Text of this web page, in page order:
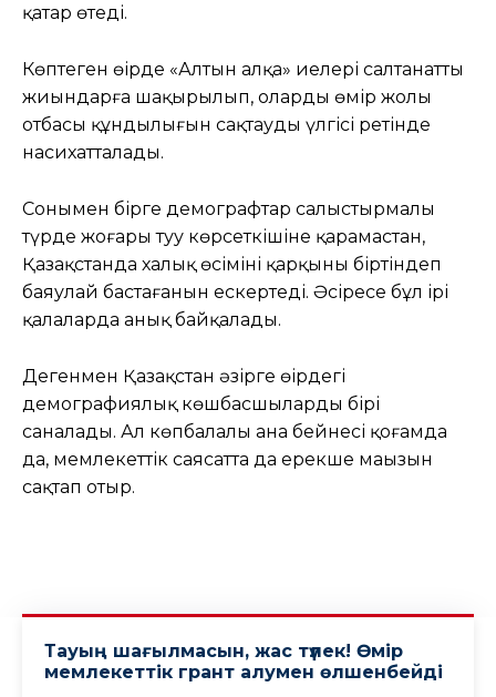
қатар өтеді.
Көптеген өңірде «Алтын алқа» иелері салтанатты
жиындарға шақырылып, олардың өмір жолы
отбасы құндылығын сақтаудың үлгісі ретінде
насихатталады.
Сонымен бірге демографтар салыстырмалы
түрде жоғары туу көрсеткішіне қарамастан,
Қазақстанда халық өсімінің қарқыны біртіндеп
баяулай бастағанын ескертеді. Әсіресе бұл ірі
қалаларда анық байқалады.
Дегенмен Қазақстан әзірге өңірдегі
демографиялық көшбасшылардың бірі
саналады. Ал көпбалалы ана бейнесі қоғамда
да, мемлекеттік саясатта да ерекше маңызын
сақтап отыр.
Тауың шағылмасын, жас түлек! Өмiр
мемлекеттiк грант алумен өлшенбейдi